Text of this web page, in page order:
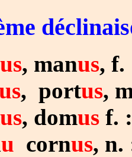
us, manus, f.
, portus,
us, domus f.
u cornus, n.